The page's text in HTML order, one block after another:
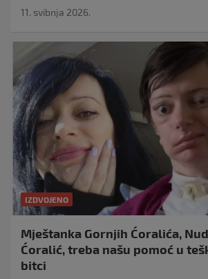
11. svibnja 2026.
IZDVOJENO
Mještanka Gornjih Ćoralića,
Ćoralić, treba našu pomoć u
bitci